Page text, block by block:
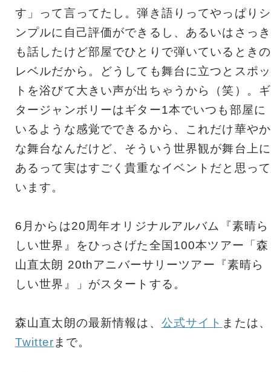
す」って言ってたし。弾き語りってやっぱりシ
ンプルに自己評価ができるし、あるいはさっき
も話したけど部屋でひとりで弾いているときの
レベルだから。どうしても舞台に立つとスポッ
トを浴びて大きい声が出ちゃうから（笑）。ギ
タージャンボリーはギター1本でいつも部屋に
いるような感覚でできるから、これだけ華やか
な舞台なんだけど、そういう世界観が舞台上に
あるって実はすごく貴重なイベントだと思って
います。
6月からは20周年オリジナルアルバム『素晴ら
しい世界』をひっさげた全国100本ツアー「森
山直太朗 20thアニバーサリーツアー『素晴ら
しい世界』」がスタートする。
森山直太朗の最新情報は、 公式サイト または、
Twitterまで。